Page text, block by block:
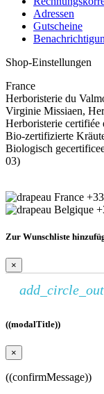
Adressen
Gutscheine
Shop-Einstellungen
France
Herboristerie du
Virginie Missiaen,
Herboristerie
Bio-zertifizierte
Biologisch
03)
Zur Wunschliste
×
((modalTitle))
×
((confirmMessage))